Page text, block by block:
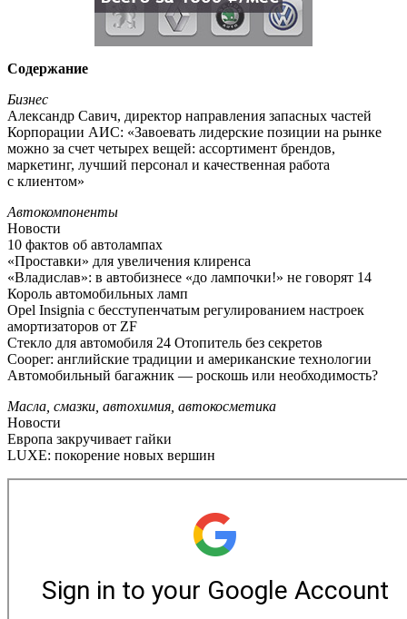
Содержание
Бизнес
Александр Савич, директор направления запасных частей
Корпорации АИС: «Завоевать лидерские позиции на рынке
можно за счет четырех вещей: ассортимент брендов,
маркетинг, лучший персонал и качественная работа
с клиентом»
Автокомпоненты
Новости
10 фактов об автолампах
«Проставки» для увеличения клиренса
«Владислав»: в автобизнесе «до лампочки!» не говорят 14
Король автомобильных ламп
Opel Insignia с бесступенчатым регулированием настроек
амортизаторов от ZF
Стекло для автомобиля 24 Отопитель без секретов
Cooper: английские традиции и американские технологии
Автомобильный багажник — роскошь или необходимость?
Масла, смазки, автохимия, автокосметика
Новости
Европа закручивает гайки
LUXE: покорение новых вершин